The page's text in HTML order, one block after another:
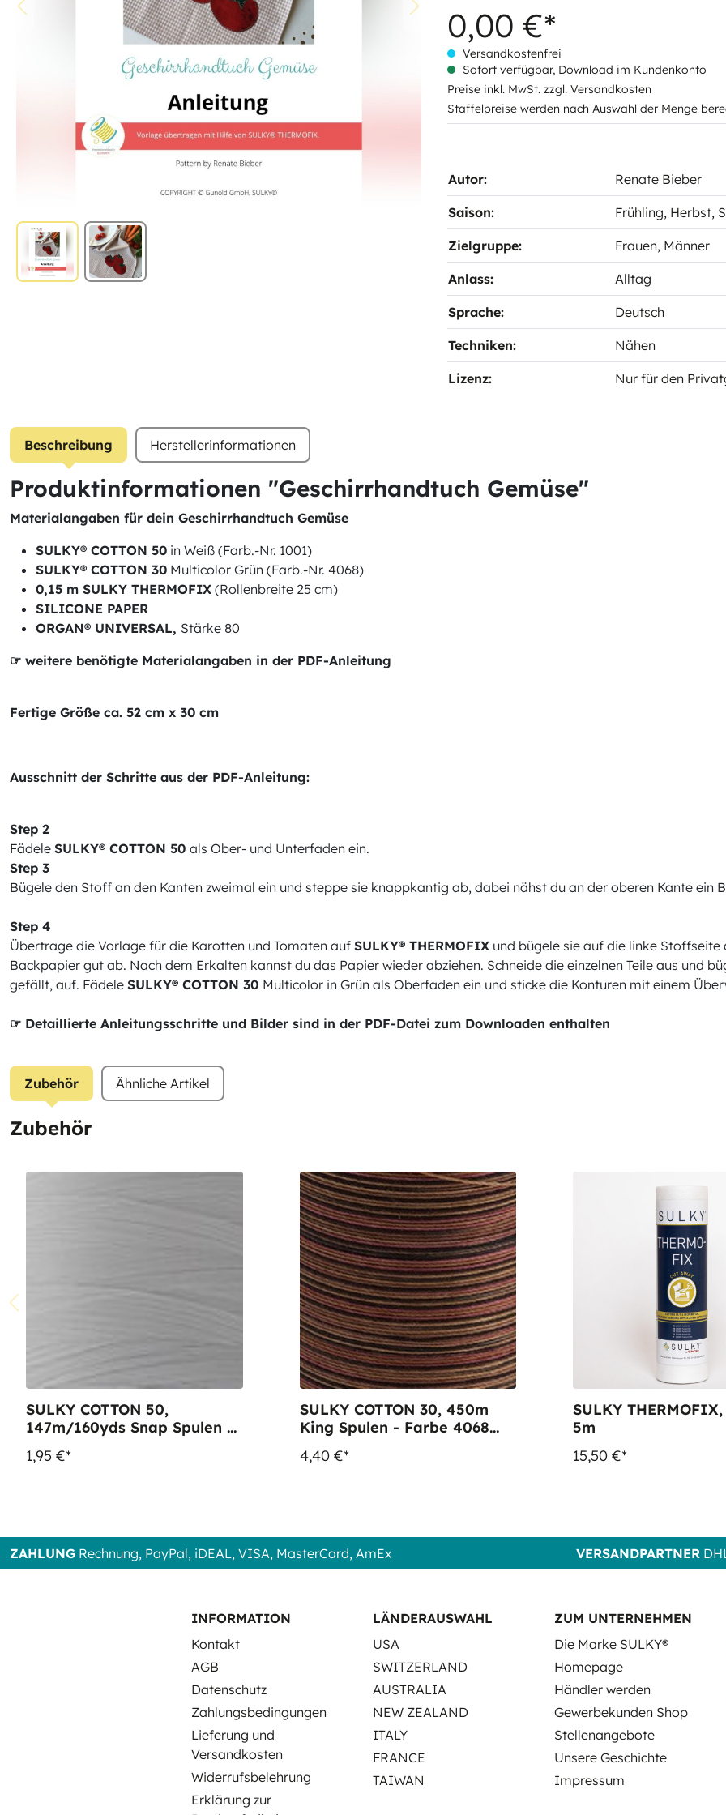
0,00 €*
Versandkostenfrei
Sofort verfügbar, Download im Kundenkonto
Preise inkl. MwSt. zzgl. Versandkosten
Staffelpreise werden nach Auswahl der Menge
Autor: Renate Bieber
Saison: Frühling, Herbst,
Zielgruppe: Frauen, Männer
Anlass: Alltag
Sprache: Deutsch
Techniken: Nähen
Lizenz: Nur für den
Beschreibung Herstellerinformationen
Produktinformationen "Geschirrhandtuch Gemüse"
Materialangaben für dein Geschirrhandtuch Gemüse
SULKY® COTTON 50 in Weiß (Farb.-Nr. 1001)
SULKY® COTTON 30 Multicolor Grün (Farb.-Nr. 4068)
0,15 m SULKY THERMOFIX (Rollenbreite 25 cm)
SILICONE PAPER
ORGAN® UNIVERSAL, Stärke 80
☞ weitere benötigte Materialangaben in der PDF-Anleitung
Fertige Größe ca. 52 cm x 30 cm
Ausschnitt der Schritte aus der PDF-Anleitung:
Step 2
Fädele SULKY® COTTON 50 als Ober- und Unterfaden ein.
Step 3
Bügele den Stoff an den Kanten zweimal ein und steppe sie knappkantig ab, dabei nähst du an der oberen Kante ein
Step 4
Übertrage die Vorlage für die Karotten und Tomaten auf SULKY® THERMOFIX und bügele sie auf die linke
Backpapier gut ab. Nach dem Erkalten kannst du das Papier wieder abziehen. Schneide die einzelnen Teile aus und
gefällt, auf. Fädele SULKY® COTTON 30 Multicolor in Grün als Oberfaden ein und sticke die Konturen mit einem
☞ Detaillierte Anleitungsschritte und Bilder sind in der PDF-Datei zum Downloaden enthalten
Zubehör Ähnliche Artikel
Zubehör
SULKY COTTON 50,
147m/160yds Snap Spulen -
1,95 €*
SULKY COTTON 30, 450m
King Spulen - Farbe 4068
4,40 €*
SULKY
5m
15,50 €*
ZAHLUNG Rechnung, PayPal, iDEAL, VISA, MasterCard, AmEx VERSANDPARTNER
INFORMATION
Kontakt
AGB
Datenschutz
Zahlungsbedingungen
Lieferung und
Versandkosten
Widerrufsbelehrung
Erklärung zur
LÄNDERAUSWAHL
USA
SWITZERLAND
AUSTRALIA
NEW ZEALAND
ITALY
FRANCE
TAIWAN
ZUM UNTERNEHMEN
Die Marke SULKY®
Homepage
Händler werden
Gewerbekunden Shop
Stellenangebote
Unsere Geschichte
Impressum